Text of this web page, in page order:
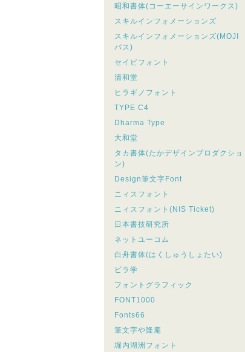
昭和書体(コーエーサインワークス)
スキルインフォメーションズ
スキルインフォメーションズ(MOJI
パス)
セイビフォント
清和堂
ヒラギノフォント
TYPE C4
Dharma Type
大和堂
タカ書体(たかデザインプロダクショ
ン)
Design筆文字Font
ニィスフォント
ニィスフォント(NIS Ticket)
日本書技研究所
ネットユーコム
白舟書体(はくしゅうしょたい)
ビラ学
フォントグラフィック
FONT1000
Fonts66
筆文字や隆庵
堀内湖洲フォント